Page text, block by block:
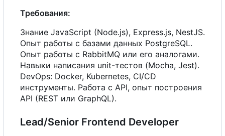
Требования:
Знание JavaScript (Node.js), Express.js, NestJS.
Опыт работы с базами данных PostgreSQL.
Опыт работы с RabbitMQ или его аналогами.
Навыки написания unit-тестов (Mocha, Jest).
DevOps: Docker, Kubernetes, CI/CD
инструменты. Работа с API, опыт построения
API (REST или GraphQL).
Lead/Senior Frontend Developer